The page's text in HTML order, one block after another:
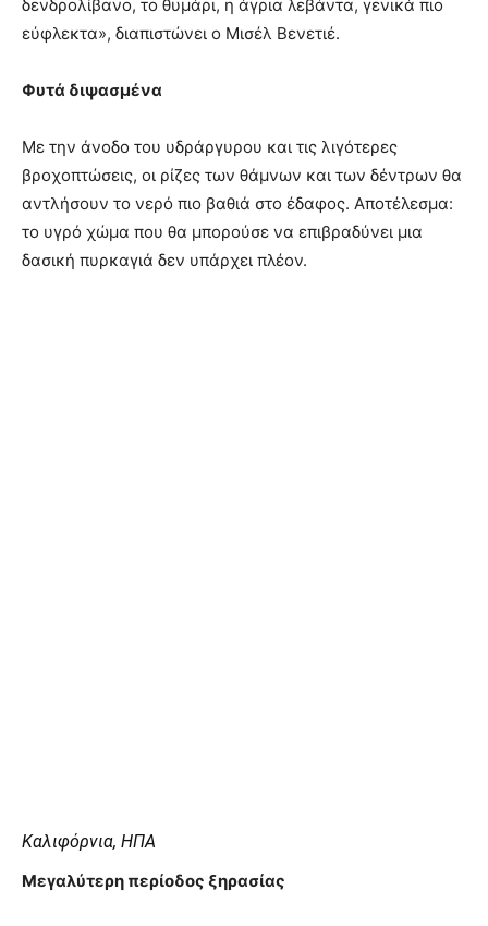
δενδρολίβανο, το θυμάρι, η άγρια λεβάντα, γενικά πιο
εύφλεκτα», διαπιστώνει ο Μισέλ Βενετιέ.
Φυτά διψασμένα
Με την άνοδο του υδράργυρου και τις λιγότερες
βροχοπτώσεις, οι ρίζες των θάμνων και των δέντρων θα
αντλήσουν το νερό πιο βαθιά στο έδαφος. Αποτέλεσμα:
το υγρό χώμα που θα μπορούσε να επιβραδύνει μια
δασική πυρκαγιά δεν υπάρχει πλέον.
Καλιφόρνια, ΗΠΑ
Μεγαλύτερη περίοδος ξηρασίας